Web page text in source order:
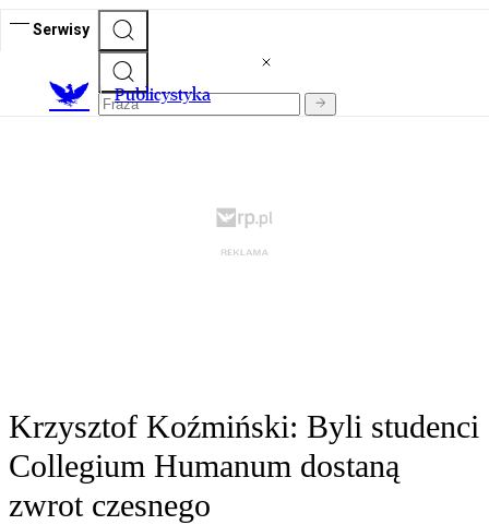
Serwisy
Publicystyka
Krzysztof Koźmiński: Byli studenci
Collegium Humanum dostaną
zwrot czesnego